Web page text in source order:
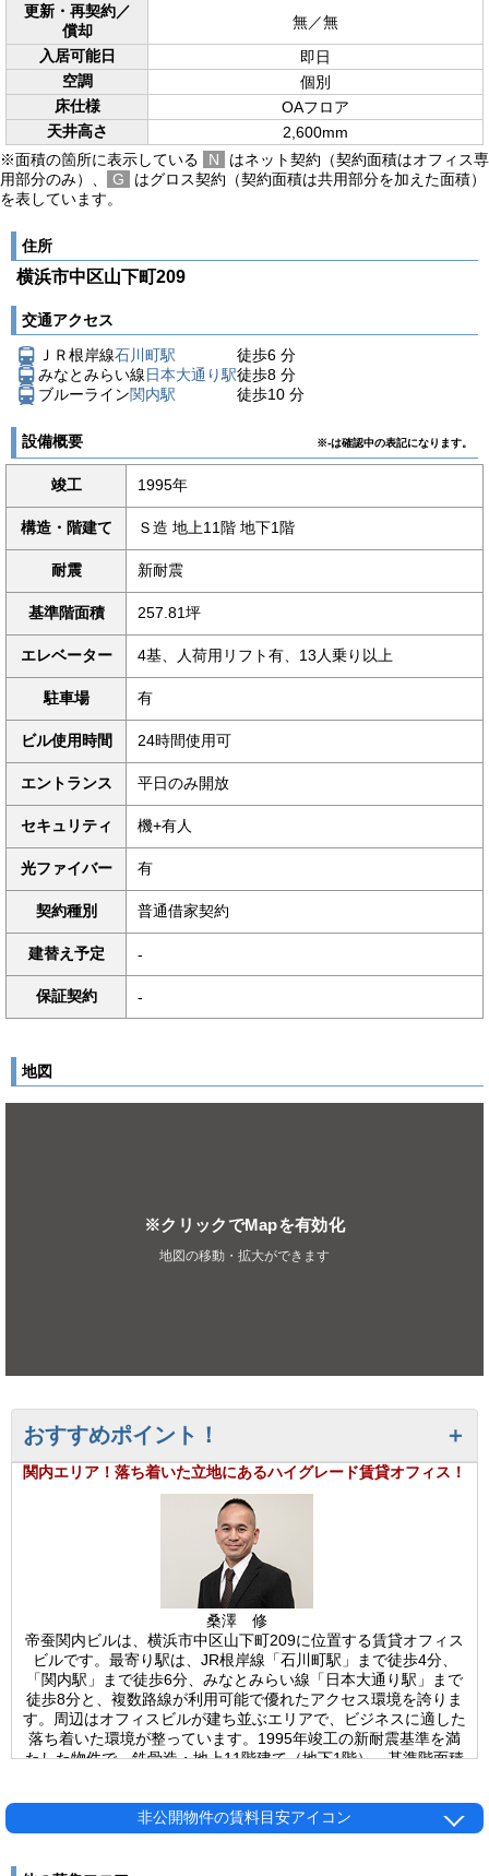
更新・再契約／
償却
無／無
入居可能日
即日
空調
個別
床仕様
OAフロア
天井高さ
2,600mm
※面積の箇所に表示している
N
はネット契約（契約面積はオフィス専
用部分のみ）、
G
はグロス契約（契約面積は共用部分を加えた面積）
を表しています。
住所
横浜市中区山下町209
交通アクセス
ＪＲ根岸線石川町駅 徒歩6 分
みなとみらい線日本大通り駅徒歩8 分
ブルーライン関内駅 徒歩10 分
設備概要 ※-は確認中の表記になります。
竣工 1995年
構造・階建て Ｓ造 地上11階 地下1階
耐震 新耐震
基準階面積 257.81坪
エレベーター 4基、人荷用リフト有、13人乗り以上
駐車場 有
ビル使用時間 24時間使用可
エントランス 平日のみ開放
セキュリティ 機+有人
光ファイバー 有
契約種別 普通借家契約
建替え予定 -
保証契約 -
地図
※クリックでMapを有効化
地図の移動・拡大ができます
おすすめポイント！
関内エリア！落ち着いた立地にあるハイグレード賃貸オフィス！
桑澤 修
帝蚕関内ビルは、横浜市中区山下町209に位置する賃貸オフィス
ビルです。最寄り駅は、JR根岸線「石川町駅」まで徒歩4分、
「関内駅」まで徒歩6分、みなとみらい線「日本大通り駅」まで
徒歩8分と、複数路線が利用可能で優れたアクセス環境を誇りま
す。周辺はオフィスビルが建ち並ぶエリアで、ビジネスに適した
落ち着いた環境が整っています。1995年竣工の新耐震基準を満
たした物件で、鉄骨造・地上11階建て（地下1階）。基準階面積
特徴。エントランスは平日8:00～20:00の間開放されており、来
訪者の出入りにも便利です。ビル内にはエレベーター4基を設置
非公開物件の賃料目安アイコン